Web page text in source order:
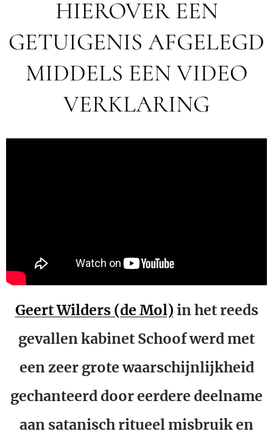
HIEROVER EEN
GETUIGENIS AFGELEGD
MIDDELS EEN VIDEO
VERKLARING
Geert Wilders (de Mol) in het reeds
gevallen kabinet Schoof werd met
een zeer grote waarschijnlijkheid
gechanteerd door eerdere deelname
aan satanisch ritueel misbruik en